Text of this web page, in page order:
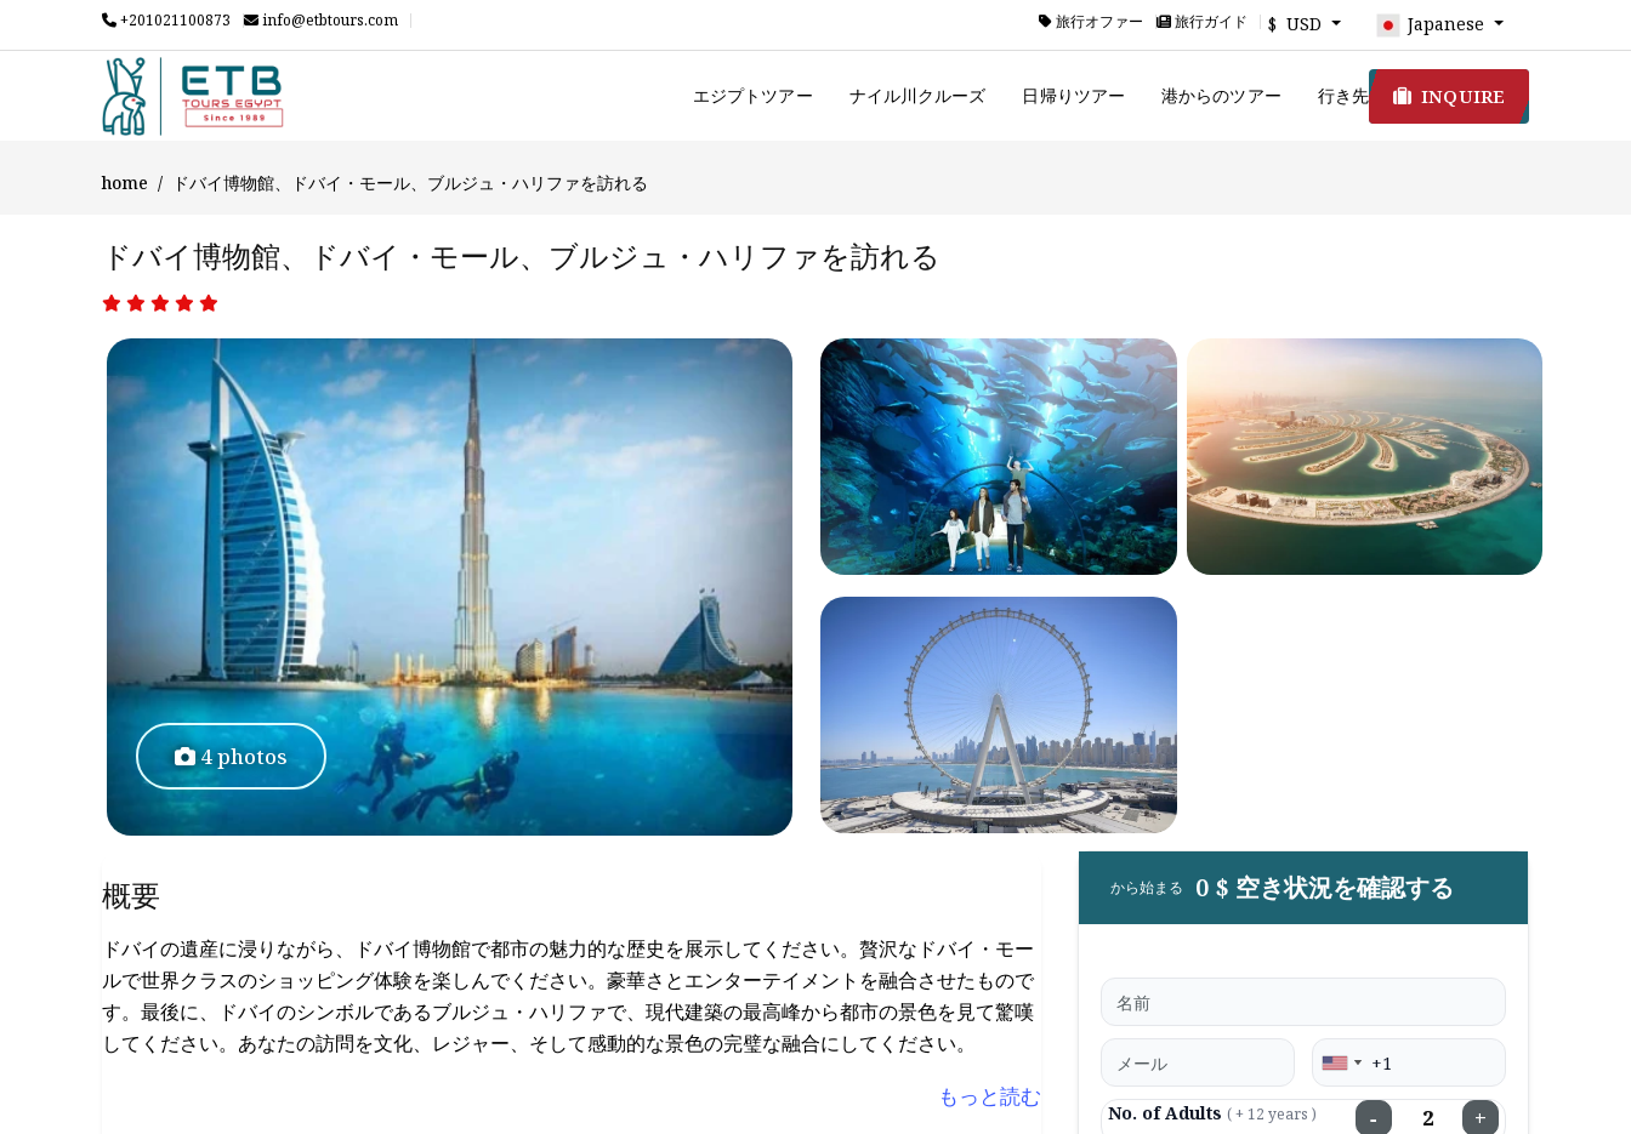
+201021100873 info@etbtours.com 旅行オファー 旅行ガイド $ USD Japanese
エジプトツアー ナイル川クルーズ 日帰りツアー 港からのツアー 行き先 INQUIRE
home ドバイ博物館、ドバイ・モール、ブルジュ・ハリファを訪れる
ドバイ博物館、ドバイ・モール、ブルジュ・ハリファを訪れる
4 photos
概要
ドバイの遺産に浸りながら、ドバイ博物館で都市の魅力的な歴史を展示してください。贅沢なドバイ・モー
ルで世界クラスのショッピング体験を楽しんでください。豪華さとエンターテイメントを融合させたもので
す。最後に、ドバイのシンボルであるブルジュ・ハリファで、現代建築の最高峰から都市の景色を見て驚嘆
してください。あなたの訪問を文化、レジャー、そして感動的な景色の完璧な融合にしてください。
もっと読む
から始まる 0 $ 空き状況を確認する
No. of Adults ( + 12 years ) − +